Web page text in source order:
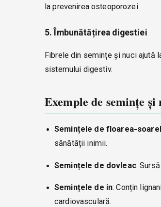
la prevenirea osteoporozei.
5. Îmbunătățirea digestiei
Fibrele din semințe și nuci ajută
sistemului digestiv.
Exemple de semințe
Semințele de floarea-
sănătății inimii.
Semințele de dovleac:
Semințele de in: Conțin
cardiovasculară.